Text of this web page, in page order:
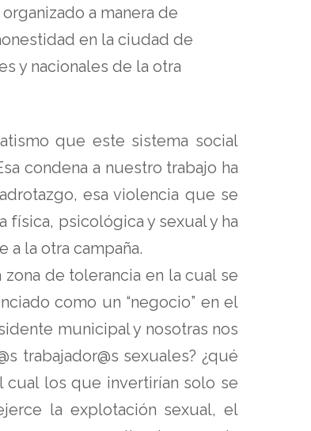
a manera de
en la ciudad de
y nacionales de la otra
que este sistema social
condena a nuestro trabajo ha
esa violencia que se
física, psicológica y sexual y ha
la otra campaña.
de tolerancia en la cual se
como un “negocio” en el
municipal y nosotras nos
trabajador@s sexuales? ¿qué
cual los que invertirían solo se
la explotación sexual, el